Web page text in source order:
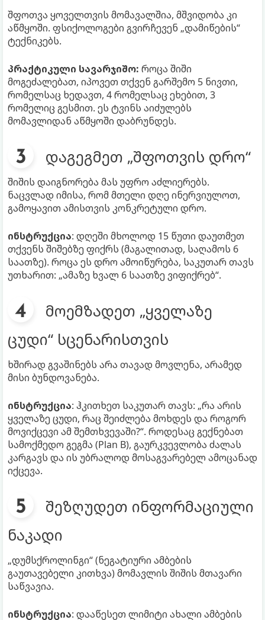
შფოთვა ყოველთვის მომავალშია, მშვიდობა კი
აწმყოში. ფსიქოლოგები გვირჩევენ „დამიწების“
ტექნიკებს.
პრაქტიკული სავარჯიშო: როცა შიში
მოგეძალებათ, იპოვეთ თქვენ გარშემო 5 ნივთი,
რომელსაც ხედავთ, 4 რომელსაც ეხებით, 3
რომელიც გესმით. ეს ტვინს აიძულებს
მომავლიდან აწმყოში დაბრუნდეს.
დაგეგმეთ „შფოთვის დრო“
შიშის დაიგნორება მას უფრო აძლიერებს.
ნაცვლად იმისა, რომ მთელი დღე ინერვიულოთ,
გამოყავით ამისთვის კონკრეტული დრო.
ინსტრუქცია: დღეში მხოლოდ 15 წუთი დაუთმეთ
თქვენს შიშებზე ფიქრს (მაგალითად, საღამოს 6
საათზე). როცა ეს დრო ამოიწურება, საკუთარ თავს
უთხარით: „ამაზე ხვალ 6 საათზე ვიფიქრებ“.
მოემზადეთ „ყველაზე
ცუდი“ სცენარისთვის
ხშირად გვაშინებს არა თავად მოვლენა, არამედ
მისი ბუნდოვანება.
ინსტრუქცია: ჰკითხეთ საკუთარ თავს: „რა არის
ყველაზე ცუდი, რაც შეიძლება მოხდეს და როგორ
მოვიქცევი ამ შემთხვევაში?“. როდესაც გექნებათ
სამოქმედო გეგმა (Plan B), გაურკვევლობა ძალას
კარგავს და ის უბრალოდ მოსაგვარებელ ამოცანად
იქცევა.
შეზღუდეთ ინფორმაციული
ნაკადი
„დუმსქროლინგი“ (ნეგატიური ამბების
გაუთავებელი კითხვა) მომავლის შიშის მთავარი
საწვავია.
ინსტრუქცია: დააწესეთ ლიმიტი ახალი ამბების